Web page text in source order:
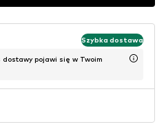
Szybka dostawa
pojawi się w Twoim